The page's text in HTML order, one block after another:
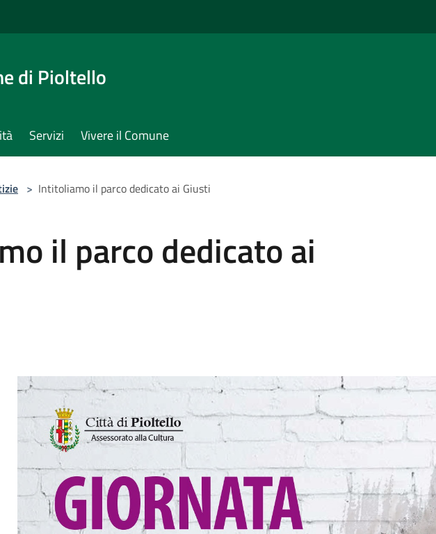
di Pioltello
Servizi Vivere il Comune
> Intitoliamo il parco dedicato ai Giusti
il parco dedicato ai